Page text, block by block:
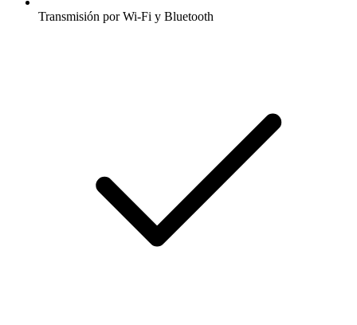
Transmisión por Wi-Fi y Bluetooth